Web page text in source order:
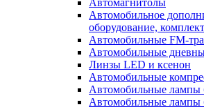
Автомагнитолы
Автомобильное
оборудование,
Автомобильные FM-
Автомобильные
Линзы LED и ксенон
Автомобильные
Автомобильные лампы
Автомобильные лампы